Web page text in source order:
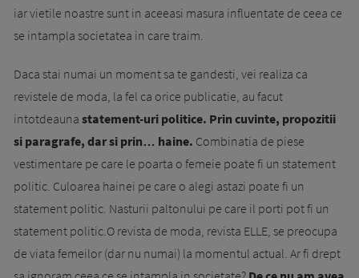
iar vietile noastre sunt in aceeasi masura influentate de ceea ce
se intampla societatea in care traim.
Daca stai numai un moment sa te gandesti, vei realiza ca
revistele de moda, la fel ca orice publicatie, au facut
intotdeauna statement-uri politice. Prin cuvinte, propozitii
si paragrafe, dar si prin… haine. Combinatia de piese
vestimentare pe care le poarta o femeie poate fi un statement
politic. Culoarea hainei pe care o alegi astazi poate fi un
statement politic. Nasturii paltonului pe care il porti pot fi un
statement politic.O revista de moda, revista ELLE, se preocupa
de viata femeilor (dar nu numai) la momentul actual. Ar fi drept